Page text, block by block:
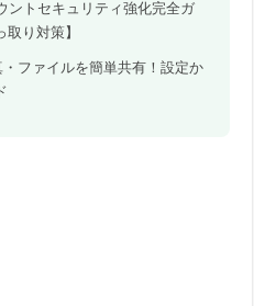
ントセキュリティ強化完全ガ
り対策】
ファイルを簡単共有！設定か